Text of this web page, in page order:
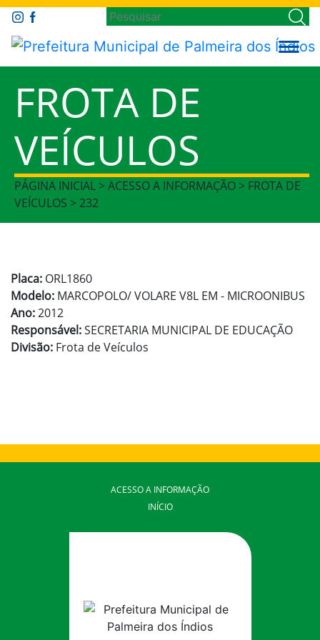
FROTA DE
VEÍCULOS
PÁGINA INICIAL > ACESSO A INFORMAÇÃO > FROTA DE
VEÍCULOS > 232
Placa: ORL1860
Modelo: MARCOPOLO/ VOLARE V8L EM - MICROONIBUS
Ano:2012
Responsável:SECRETARIA MUNICIPAL DE EDUCAÇÃO
Divisão: Frota de Veículos
ACESSO A INFORMAÇÃO
INÍCIO